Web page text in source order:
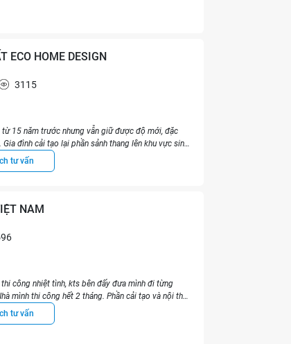
ECO HOME DESIGN
3115
15 năm trước nhưng vẫn giữ được độ mới, đặc
đình cải tạo lại phần sảnh thang lên khu vực sinh
mới của căn nhà. Bên cạnh xác định ý tưởng
kế, thi công cũng rất nhiệt tình và mang tính
tác phẩm như chính những đứa con tinh thần của
tư vấn
NAM
công nhiệt tình, kts bên đấy đưa mình đi từng
mình thi công hết 2 tháng. Phần cải tạo và nội thất
đổi hoàn toàn hệ thống điều hòa, trần sàn, thiết
tư vấn nhiệt tình, giá cả hợp lý vì mình cũng đã
tư vấn